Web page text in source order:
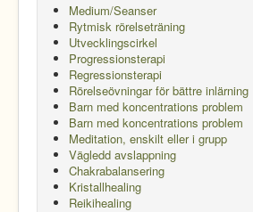
Medium/Seanser
Rytmisk rörelseträning
Utvecklingscirkel
Progressionsterapi
Regressionsterapi
Rörelseövningar för bättre inlärning
Barn med koncentrations problem
Barn med koncentrations problem
Meditation, enskilt eller i grupp
Vägledd avslappning
Chakrabalansering
Kristallhealing
Reikihealing